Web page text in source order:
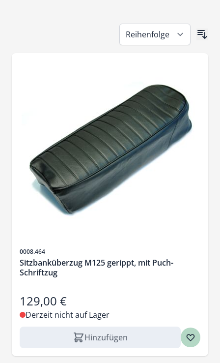
Artikelnr.
0008.464
Sitzbanküberzug M125 gerippt, mit Puch-
Schriftzug
129,00 €
Derzeit nicht auf Lager
Hinzufügen